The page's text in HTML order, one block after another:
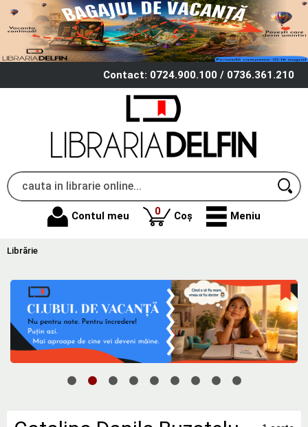
Contact: 0724.900.100 / 0736.361.210
Contul meu 0produse
Coș Meniu
Librărie